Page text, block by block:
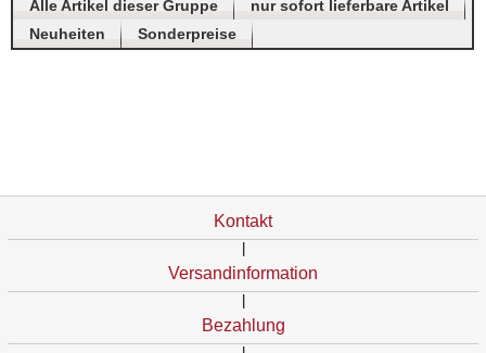
Alle Artikel dieser Gruppe
nur sofort lieferbare Artikel
Neuheiten
Sonderpreise
Kontakt
Versandinformation
Bezahlung